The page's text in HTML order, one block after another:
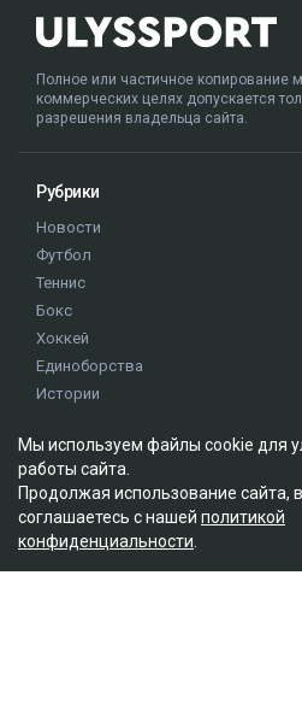
Полное или частичное копирование
коммерческих целях допускается
разрешения владельца сайта.
Рубрики
Новости
Футбол
Теннис
Бокс
Хоккей
Единоборства
Истории
Редакция
О проекте
Правила сайта
Мы используем файлы cookie для
работы сайта.
Продолжая использование сайта,
соглашаетесь с нашей политикой
конфиденциальности